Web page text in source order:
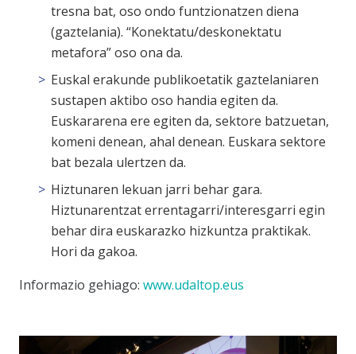
tresna bat, oso ondo funtzionatzen diena
(gaztelania). “Konektatu/deskonektatu
metafora” oso ona da.
Euskal erakunde publikoetatik gaztelaniaren
sustapen aktibo oso handia egiten da.
Euskararena ere egiten da, sektore batzuetan,
komeni denean, ahal denean. Euskara sektore
bat bezala ulertzen da.
Hiztunaren lekuan jarri behar gara.
Hiztunarentzat errentagarri/interesgarri egin
behar dira euskarazko hizkuntza praktikak.
Hori da gakoa.
Informazio gehiago: www.udaltop.eus